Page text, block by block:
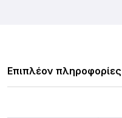
Επιπλέον πληροφορίες